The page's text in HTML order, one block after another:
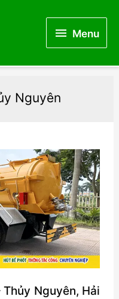
MenuMenu
Nguyên
Nguyên, Hải